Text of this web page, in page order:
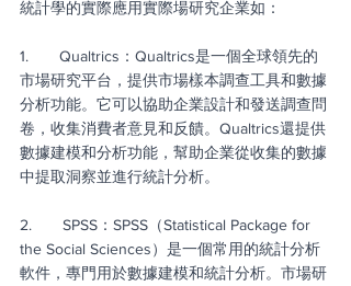
統計學的實際應用實際場研究企業如：
1.       Qualtrics：Qualtrics是一個全球領先的
市場研究平台，提供市場樣本調查工具和數據
分析功能。它可以協助企業設計和發送調查問
卷，收集消費者意見和反饋。Qualtrics還提供
數據建模和分析功能，幫助企業從收集的數據
中提取洞察並進行統計分析。
2.       SPSS：SPSS（Statistical Package for
the Social Sciences）是一個常用的統計分析
軟件，專門用於數據建模和統計分析。市場研